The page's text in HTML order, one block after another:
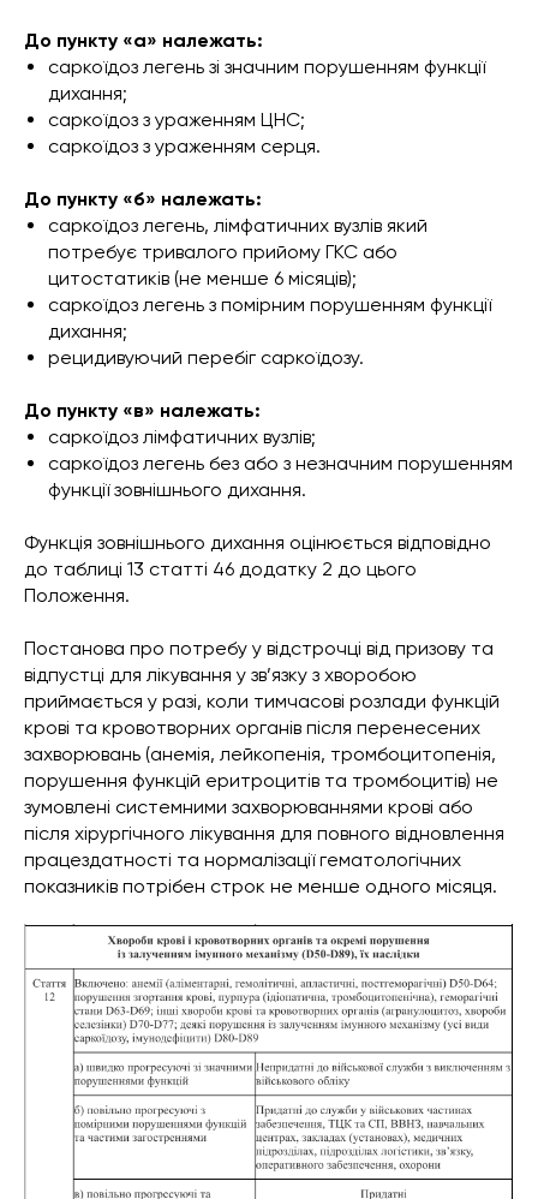
До пункту «а» належать:
саркоїдоз легень зі значним порушенням функції
дихання;
саркоїдоз з ураженням ЦНС;
саркоїдоз з ураженням серця.
До пункту «б» належать:
саркоїдоз легень, лімфатичних вузлів який
потребує тривалого прийому ГКС або
цитостатиків (не менше 6 місяців);
саркоїдоз легень з помірним порушенням функції
дихання;
рецидивуючий перебіг саркоїдозу.
До пункту «в» належать:
саркоїдоз лімфатичних вузлів;
саркоїдоз легень без або з незначним порушенням
функції зовнішнього дихання.
Функція зовнішнього дихання оцінюється відповідно
до таблиці 13 статті 46 додатку 2 до цього
Положення.
Постанова про потребу у відстрочці від призову та
відпустці для лікування у зв’язку з хворобою
приймається у разі, коли тимчасові розлади функцій
крові та кровотворних органів після перенесених
захворювань (анемія, лейкопенія, тромбоцитопенія,
порушення функцій еритроцитів та тромбоцитів) не
зумовлені системними захворюваннями крові або
після хірургічного лікування для повного відновлення
працездатності та нормалізації гематологічних
показників потрібен строк не менше одного місяця.